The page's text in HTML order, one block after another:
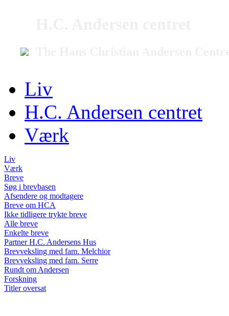
Liv
H.C. Andersen centret
Værk
Liv
Værk
Breve
Søg i brevbasen
Afsendere og modtagere
Breve om HCA
Ikke tidligere trykte breve
Alle breve
Enkelte breve
Partner H.C. Andersens Hus
Brevveksling med fam. Melchior
Brevveksling med fam. Serre
Rundt om Andersen
Forskning
Titler oversat